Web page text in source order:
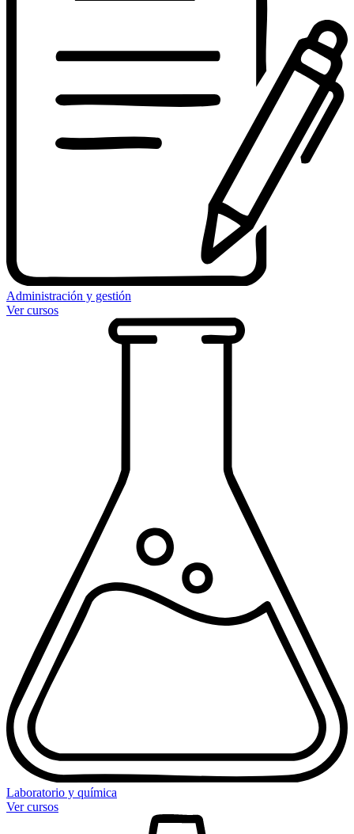
Administración y gestión
Ver cursos
Laboratorio y química
Ver cursos